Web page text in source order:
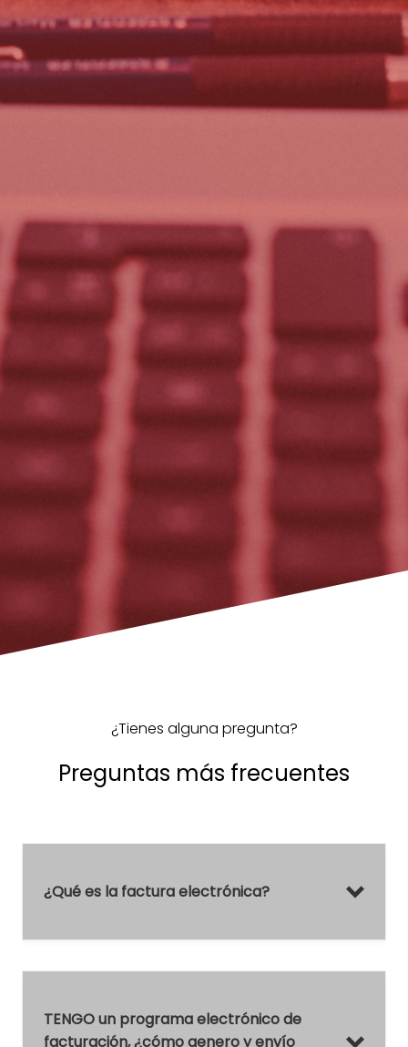
¿Tienes alguna pregunta?
Preguntas más frecuentes
¿Qué es la factura electrónica?
TENGO un programa electrónico de
facturación, ¿cómo genero y envío